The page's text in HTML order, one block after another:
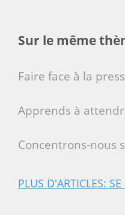
Sur le même
Faire face à la
Apprends à
Concentrons-nous
PLUS D'ARTICLES: